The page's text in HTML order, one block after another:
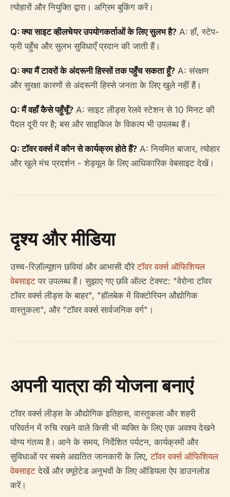
त्योहारों और नियुक्ति द्वारा। अग्रिम बुकिंग करें।
Q: क्या साइट व्हीलचेयर उपयोगकर्ताओं के लिए सुलभ है? A: हाँ, स्टेप-
फ्री पहुँच और सुलभ सुविधाएँ प्रदान की जाती हैं।
Q: क्या मैं टावरों के अंदरूनी हिस्सों तक पहुँच सकता हूँ? A: संरक्षण
और सुरक्षा कारणों से अंदरूनी हिस्से जनता के लिए खुले नहीं हैं।
Q: मैं वहाँ कैसे पहुँचूँ? A: साइट लीड्स रेलवे स्टेशन से 10 मिनट की
पैदल दूरी पर है; बस और साइकिल के विकल्प भी उपलब्ध हैं।
Q: टॉवर वर्क्स में कौन से कार्यक्रम होते हैं? A: नियमित बाजार, त्योहार
और खुले मंच प्रदर्शन - शेड्यूल के लिए आधिकारिक वेबसाइट देखें।
दृश्य और मीडिया
उच्च-रिज़ॉल्यूशन छवियां और आभासी दौरेटॉवर वर्क्स ऑफिशियल
वेबसाइट पर उपलब्ध हैं। सुझाए गए छवि ऑल्ट टेक्स्ट: "वेरोना टॉवर
टॉवर वर्क्स लीड्स के बाहर", "हॉलबेक में विक्टोरियन औद्योगिक
वास्तुकला", और "टॉवर वर्क्स सार्वजनिक वर्ग"।
अपनी यात्रा की योजना बनाएं
टॉवर वर्क्स लीड्स के औद्योगिक इतिहास, वास्तुकला और शहरी
परिवर्तन में रुचि रखने वाले किसी भी व्यक्ति के लिए एक अवश्य देखने
योग्य गंतव्य है। आने के समय, निर्देशित पर्यटन, कार्यक्रमों और
सुविधाओं पर सबसे अद्यतित जानकारी के लिए,टॉवर वर्क्स ऑफिशियल
वेबसाइट देखें और क्यूरेटेड अनुभवों के लिए ऑडियला ऐप डाउनलोड
करें।